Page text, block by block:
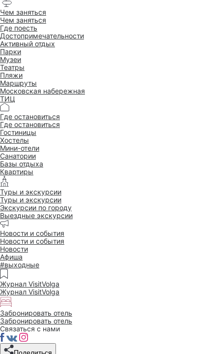
Чем заняться
Чем заняться
Где поесть
Достопримеча­тельности
Активный отдых
Парки
Музеи
Театры
Пляжи
Маршруты
Московская набережная
ТИЦ
Где остановиться
Где остановиться
Гостиницы
Хостелы
Мини-отели
Санатории
Базы отдыха
Квартиры
Туры и экскурсии
Туры и экскурсии
Экскурсии по городу
Выездные экскурсии
Новости и события
Новости и события
Новости
Афиша
#выходные
Журнал VisitVolga
Журнал VisitVolga
Забронировать отель
Забронировать отель
Связаться с нами